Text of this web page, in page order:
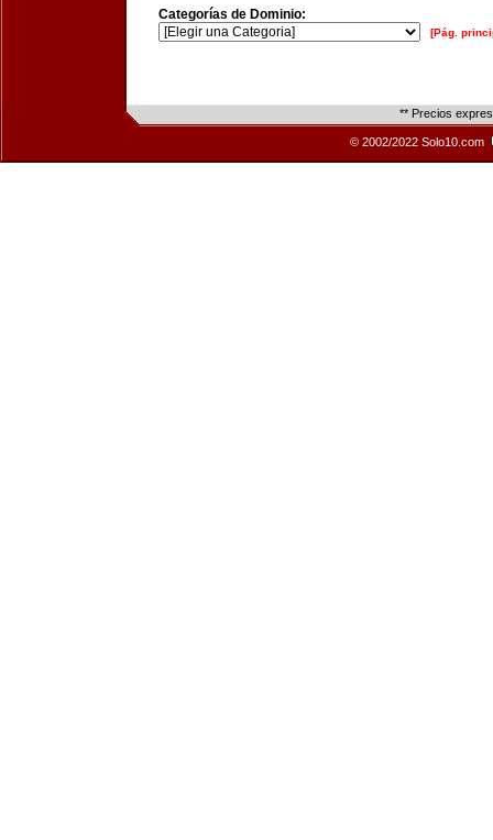
Categorías de Dominio:
[Pág.
** Precios
© 2002/2022 Solo10.com